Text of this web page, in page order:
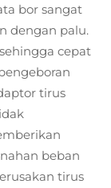
bor sangat
dengan palu.
cepat
tirus
beban
tirus